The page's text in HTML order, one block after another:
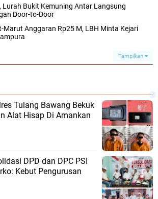
Lurah Bukit Kemuning Antar Langsung
Door-to-Door
Marut Anggaran Rp25 M, LBH Minta Kejari
Tampilkan
Tulang Bawang Bekuk
Alat Hisap Di Amankan
DPD dan DPC PSI
Kebut Pengurusan